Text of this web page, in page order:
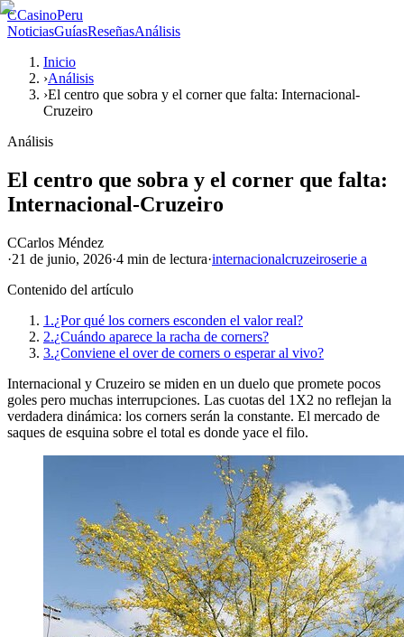
CCasinoPeru
NoticiasGuíasReseñasAnálisis
Inicio
›Análisis
›El centro que sobra y el corner que falta: Internacional-
Cruzeiro
Análisis
El centro que sobra y el corner que falta:
Internacional-Cruzeiro
CCarlos Méndez
·21 de junio, 2026·4 min de lectura·internacionalcruzeiroserie a
Contenido del artículo
1.¿Por qué los corners esconden el valor real?
2.¿Cuándo aparece la racha de corners?
3.¿Conviene el over de corners o esperar al vivo?
Internacional y Cruzeiro se miden en un duelo que promete pocos
goles pero muchas interrupciones. Las cuotas del 1X2 no reflejan la
verdadera dinámica: los corners serán la constante. El mercado de
saques de esquina sobre el total es donde yace el filo.